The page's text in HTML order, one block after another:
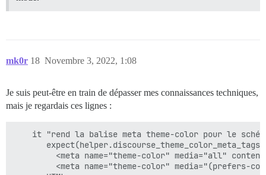
mk0r Novembre 3, 2022, 1:08
18
Je suis peut-être en train de dépasser mes connaissances techniques,
mais je regardais ces lignes :
it "rend la balise meta theme-color pour le
<meta name="theme-color" media="all"
<meta name="theme-color" media="(prefers-